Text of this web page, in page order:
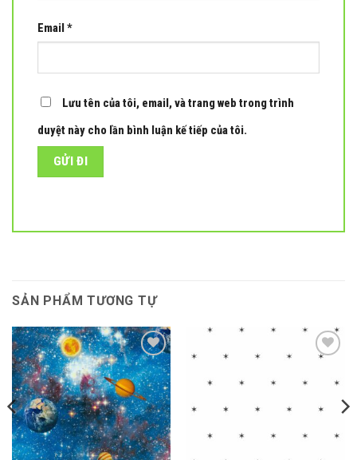
Email *
Lưu tên của tôi, email, và trang web trong trình
duyệt này cho lần bình luận kế tiếp của tôi.
SẢN PHẨM TƯƠNG TỰ
Add to
wishlist
wishlist